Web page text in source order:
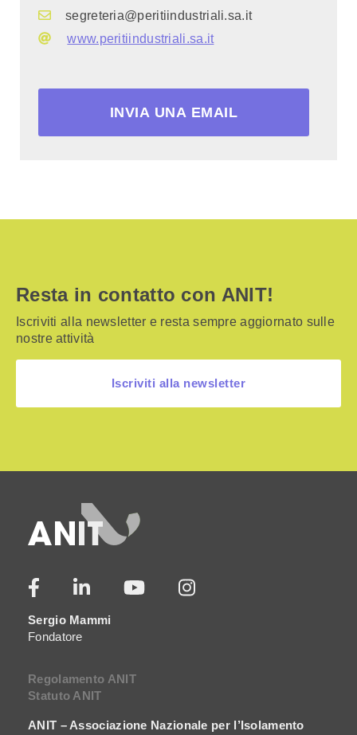
segreteria@peritiindustriali.sa.it
www.peritiindustriali.sa.it
INVIA UNA EMAIL
Resta in contatto con ANIT!
Iscriviti alla newsletter e resta sempre aggiornato sulle
nostre attività
Iscriviti alla newsletter
Sergio Mammi
Fondatore
Regolamento ANIT
Statuto ANIT
ANIT – Associazione Nazionale per l’Isolamento